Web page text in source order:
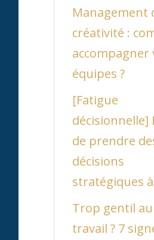
Management
créativité :
accompagner
équipes ?
[Fatigue
décisionnelle]
de prendre
décisions
stratégiques
Trop gentil au
travail ? 7